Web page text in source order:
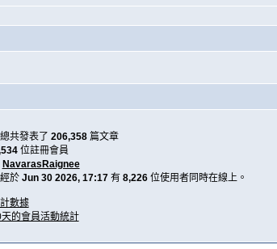
共發表了 206,358篇文章
位註冊會員
NavarasRaignee
於 Jun 30 2026, 17:17 有 8,226位使用者同時在線上。
數據
的會員活動統計